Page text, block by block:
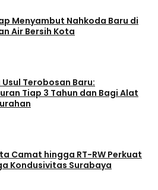
Menyambut Nahkoda Baru di
Air Bersih Kota
Usul Terobosan Baru:
Tiap 3 Tahun dan Bagi Alat
Camat hingga RT-RW Perkuat
Kondusivitas Surabaya